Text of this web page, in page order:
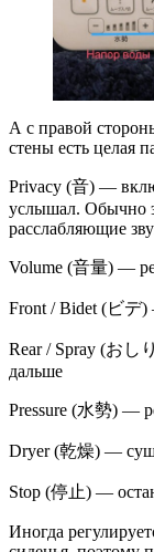
А с правой
стены есть целая
Privacy (音) —
услышал. Обычно
расслабляющие
Volume (音量) —
Front / Bidet (ビデ
Rear / Spray (おし
дальше
Pressure (水勢) —
Dryer (乾燥) —
Stop (停止) —
Иногда